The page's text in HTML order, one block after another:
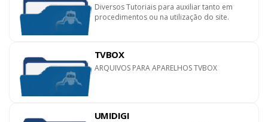
Diversos Tutoriais para auxiliar tanto em
procedimentos ou na utilização do site.
TVBOX
ARQUIVOS PARA APARELHOS TVBOX
UMIDIGI